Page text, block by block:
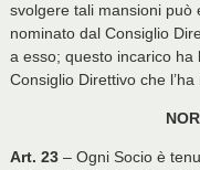
svolgere tali mansioni può
nominato dal Consiglio
a esso; questo incarico
Consiglio Direttivo che
Art. 23– Ogni Socio è